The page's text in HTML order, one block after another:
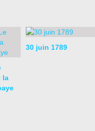
la
30 juin 1789